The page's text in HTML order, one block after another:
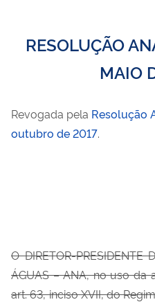
RESOLUÇÃO
MAIO
Revogada pela Resolução
outubro de 2017.
O DIRETOR-PRESIDENTE
ÁGUAS – ANA, no uso da
art. 63, inciso XVII, do